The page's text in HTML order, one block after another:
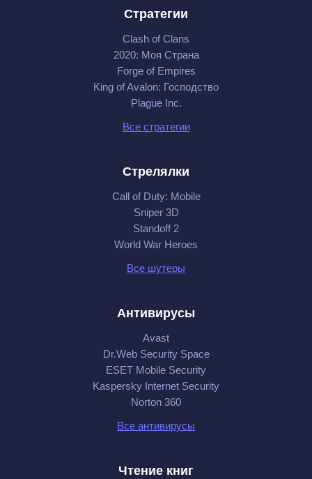
Стратегии
Clash of Clans
2020: Моя Cтрана
Forge of Empires
King of Avalon: Господство
Plague Inc.
Все стратегии
Стрелялки
Call of Duty: Mobile
Sniper 3D
Standoff 2
World War Heroes
Все шутеры
Антивирусы
Avast
Dr.Web Security Space
ESET Mobile Security
Kaspersky Internet Security
Norton 360
Все антивирусы
Чтение книг